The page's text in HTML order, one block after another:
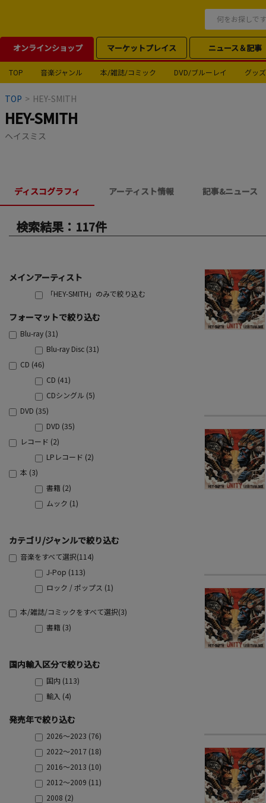
オンラインショップ マーケットプレイス ニュース＆記事
TOP 音楽ジャンル 本/雑誌/コミック DVD/ブルーレイ グッズ
TOP > HEY-SMITH
HEY-SMITH
ヘイスミス
ディスコグラフィ アーティスト情報 記事&ニュース
検索結果：117件
メインアーティスト
「HEY-SMITH」のみで絞り込む
フォーマットで絞り込む
Blu-ray (31)
Blu-ray Disc (31)
CD (46)
CD (41)
CDシングル (5)
DVD (35)
DVD (35)
レコード (2)
LPレコード (2)
本 (3)
書籍 (2)
ムック (1)
カテゴリ/ジャンルで絞り込む
音楽をすべて選択(114)
J-Pop (113)
ロック / ポップス (1)
本/雑誌/コミックをすべて選択(3)
書籍 (3)
国内輸入区分で絞り込む
国内 (113)
輸入 (4)
発売年で絞り込む
2026～2023 (76)
2022～2017 (18)
2016～2013 (10)
2012～2009 (11)
2008 (2)